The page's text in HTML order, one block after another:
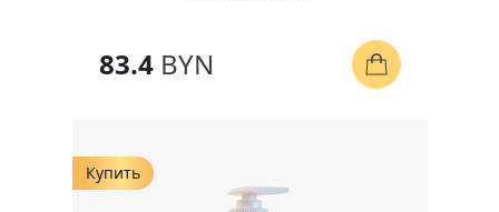
83.4 BYN
Купить